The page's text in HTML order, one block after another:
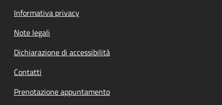
Informativa privacy
Note legali
Dichiarazione di accessibilità
Contatti
Prenotazione appuntamento